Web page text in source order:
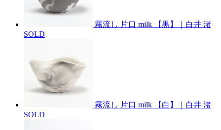
霧流し 片口 milk 【黒】｜白井 渚
SOLD
霧流し 片口 milk 【白】｜白井 渚
SOLD